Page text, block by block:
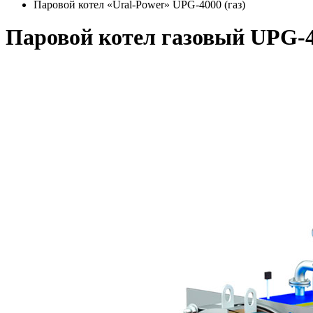
Паровой котел «Ural-Power» UPG-4000 (газ)
Паровой котел газовый UPG-